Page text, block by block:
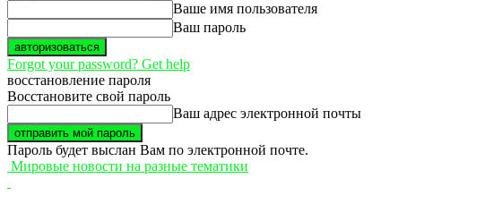
Ваше имя пользователя
Ваш пароль
Forgot your password? Get help
восстановление пароля
Восстановите свой пароль
Ваш адрес электронной почты
Пароль будет выслан Вам по электронной почте.
Мировые новости на разные тематики